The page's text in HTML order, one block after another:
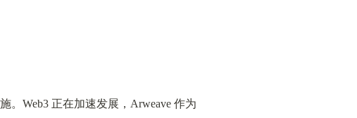
。Web3 正在加速发展，Arweave 作为